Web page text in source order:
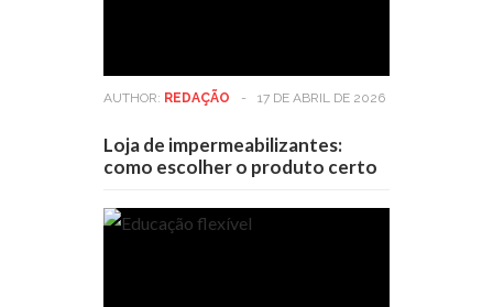
AUTHOR: REDAÇÃO - 17 DE ABRIL DE 2026
Loja de impermeabilizantes:
como escolher o produto certo